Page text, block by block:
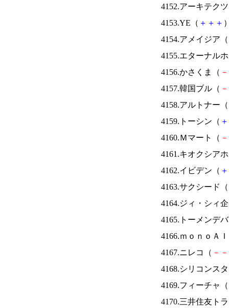
4152.アーキテク
4153.YE（ ＋ ＋ ＋
4154.アメイジア（
4155.エターナル
4156.かさくま（ －
4157.韓国ブル（ －
4158.アルトナー（
4159.トーシン（ ＋
4160.Ｍマート（ －
4161.キオクシア
4162.イビデン（ ＋
4163.サクシード（
4164.ジィ・シィ
4165.トーメンデ
4166.ｍｏｎｏＡ
4167.ニレコ（ － －
4168.シリコンス
4169.フィーチャ（
4170.三井住友ト